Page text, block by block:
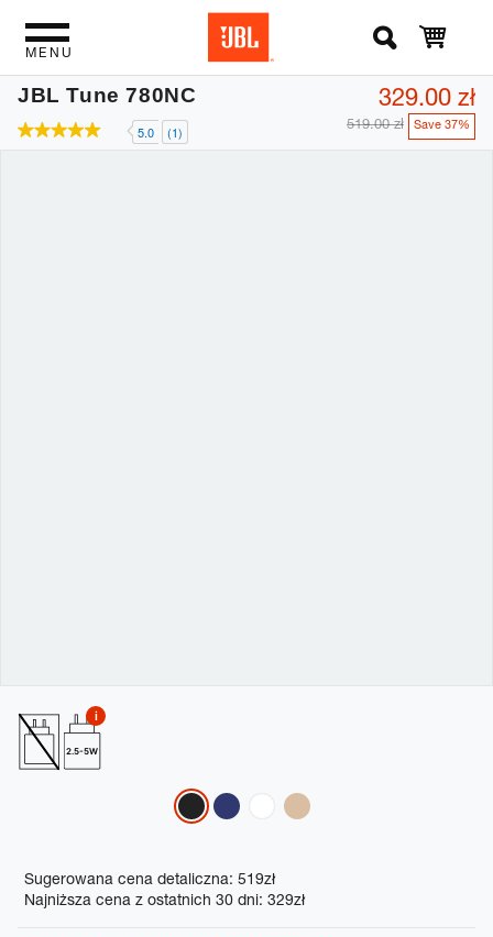
MENU
JBL Tune 780NC
5.0 (1)
329.00 zł
519.00 zł Save 37%
Promotions
Sugerowana cena detaliczna: 519zł
Najniższa cena z ostatnich 30 dni: 329zł
2.5-5W